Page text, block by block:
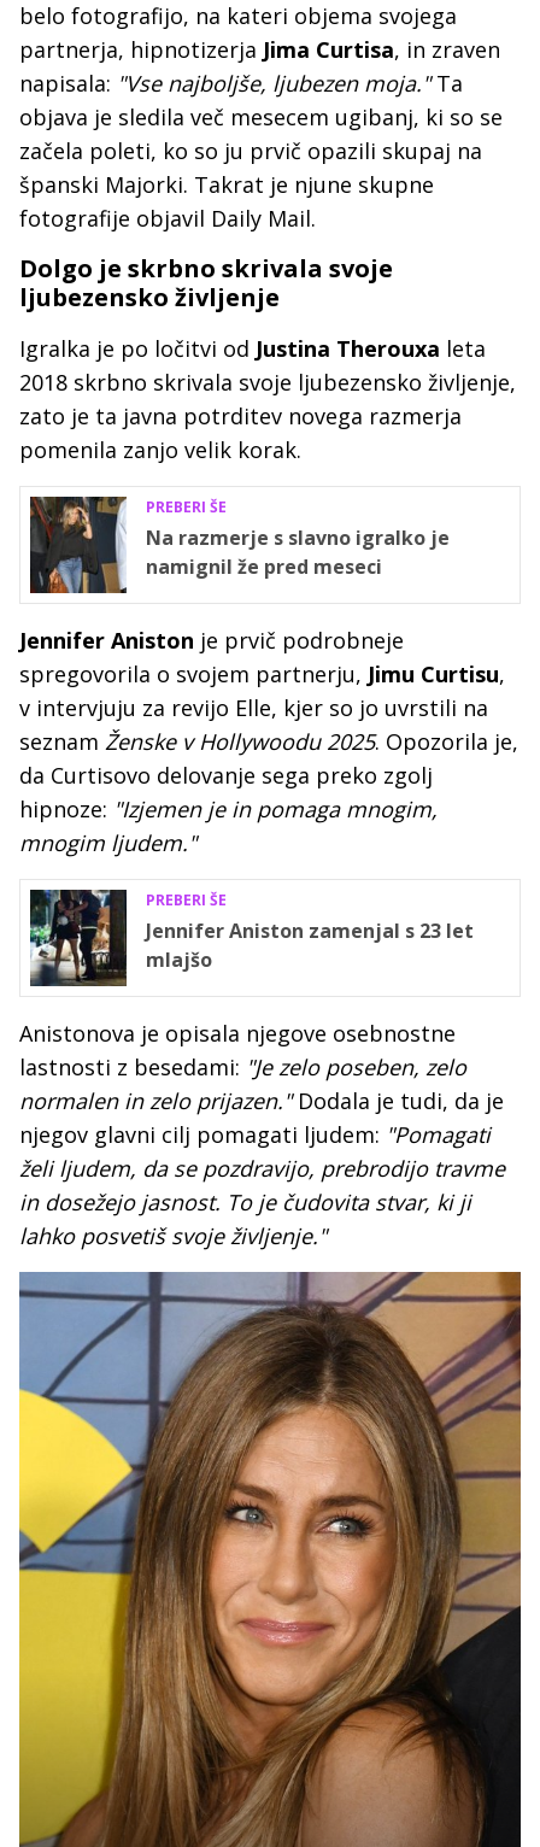
belo fotografijo, na kateri objema svojega
partnerja, hipnotizerja Jima Curtisa, in zraven
napisala: "Vse najboljše, ljubezen moja."Ta
objava je sledila več mesecem ugibanj, ki so se
začela poleti, ko so ju prvič opazili skupaj na
španski Majorki. Takrat je njune skupne
fotografije objavil Daily Mail.
Dolgo je skrbno skrivala svoje
ljubezensko življenje
Igralka je po ločitvi od Justina Therouxa leta
2018 skrbno skrivala svoje ljubezensko življenje,
zato je ta javna potrditev novega razmerja
pomenila zanjo velik korak.
PREBERI ŠE
Na razmerje s slavno igralko je
namignil že pred meseci
Jennifer Aniston je prvič podrobneje
spregovorila o svojem partnerju, Jimu Curtisu,
v intervjuju za revijo Elle, kjer so jo uvrstili na
seznam Ženske v Hollywoodu 2025. Opozorila je,
da Curtisovo delovanje sega preko zgolj
hipnoze: "Izjemen je in pomaga mnogim,
mnogim ljudem."
PREBERI ŠE
Jennifer Aniston zamenjal s 23 let
mlajšo
Anistonova je opisala njegove osebnostne
lastnosti z besedami: "Je zelo poseben, zelo
normalen in zelo prijazen."Dodala je tudi, da je
njegov glavni cilj pomagati ljudem: "Pomagati
želi ljudem, da se pozdravijo, prebrodijo travme
in dosežejo jasnost. To je čudovita stvar, ki ji
lahko posvetiš svoje življenje."